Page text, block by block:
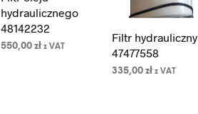
hydraulicznego
48142232
550,00zł z VAT
Filtr hydrauliczny
47477558
335,00zł z VAT